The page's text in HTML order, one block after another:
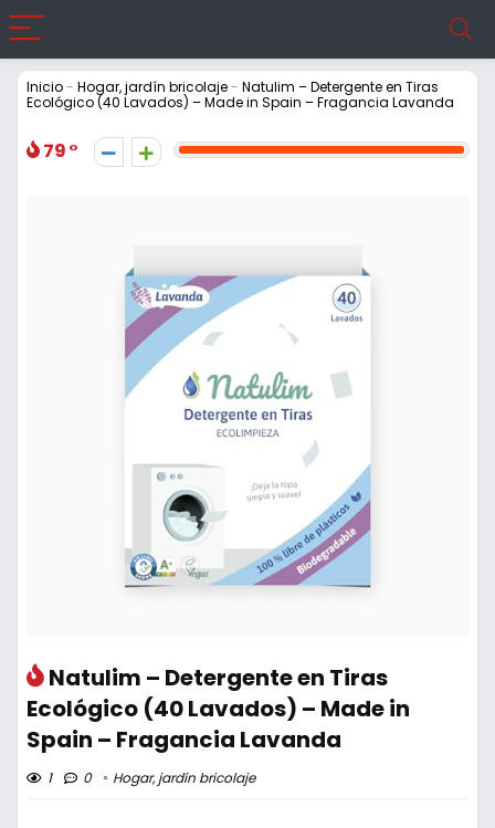
Inicio- Hogar, jardín bricolaje- Natulim – Detergente en Tiras
Ecológico (40 Lavados) – Made in Spain – Fragancia Lavanda
79
Natulim – Detergente en Tiras
Ecológico (40 Lavados) – Made in
Spain – Fragancia Lavanda
1 0 Hogar, jardín bricolaje